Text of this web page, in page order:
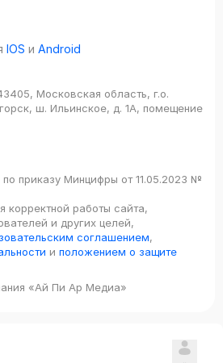
IOS и Android
Московская область, г.о.
ш. Ильинское, д. 1А, помещение
по приказу Минцифры от 11.05.2023 №
корректной работы сайта,
и других целей,
соглашением,
и положением о защите
«Ай Пи Ар Медиа»